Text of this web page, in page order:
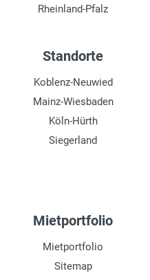
Rheinland-Pfalz
Standorte
Koblenz-Neuwied
Mainz-Wiesbaden
Köln-Hürth
Siegerland
Mietportfolio
Mietportfolio
Sitemap